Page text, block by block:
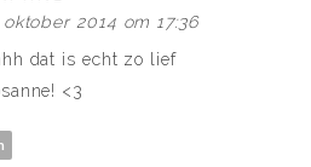
oktober 2014 om 17:36
dat is echt zo lief
<3